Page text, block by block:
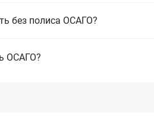
без полиса ОСАГО?
ОСАГО?